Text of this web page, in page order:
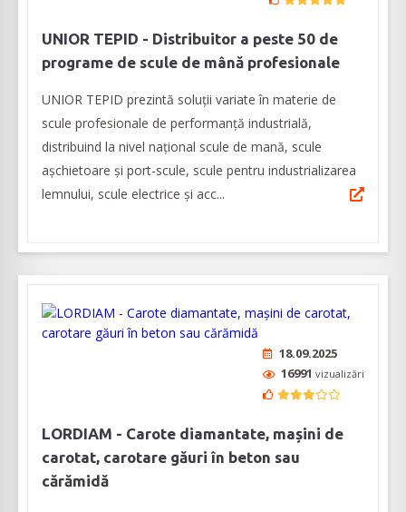
UNIOR TEPID - Distribuitor a peste 50 de
programe de scule de mână profesionale
UNIOR TEPID prezintă soluții variate în materie de
scule profesionale de performanță industrială,
distribuind la nivel național scule de mană, scule
așchietoare și port-scule, scule pentru industrializarea
lemnului, scule electrice și acc...
18.09.2025
16991 vizualizări
LORDIAM - Carote diamantate, mașini de
carotat, carotare găuri în beton sau
cărămidă